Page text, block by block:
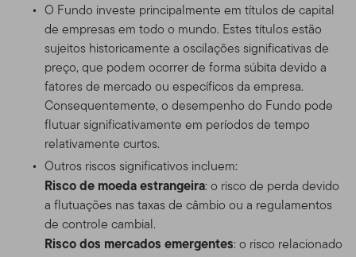
O Fundo investe principalmente em títulos de capital
de empresas em todo o mundo. Estes títulos estão
sujeitos historicamente a oscilações significativas de
preço, que podem ocorrer de forma súbita devido a
fatores de mercado ou específicos da empresa.
Consequentemente, o desempenho do Fundo pode
flutuar significativamente em períodos de tempo
relativamente curtos.
Outros riscos significativos incluem:
Risco de moeda estrangeira: o risco de perda devido
a flutuações nas taxas de câmbio ou a regulamentos
de controle cambial.
Risco dos mercados emergentes: o risco relacionado